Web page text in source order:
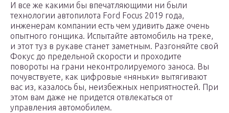
И все же какими бы впечатляющими ни были
технологии автопилота Ford Focus 2019 года,
инженерам компании есть чем удивить даже очень
опытного гонщика. Испытайте автомобиль на треке,
и этот туз в рукаве станет заметным. Разгоняйте свой
Фокус до предельной скорости и проходите
повороты на грани неконтролируемого заноса. Вы
почувствуете, как цифровые «няньки» вытягивают
вас из, казалось бы, неизбежных неприятностей. При
этом вам даже не придется отвлекаться от
управления автомобилем.